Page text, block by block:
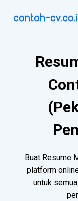
Buat Resume
platform
untuk